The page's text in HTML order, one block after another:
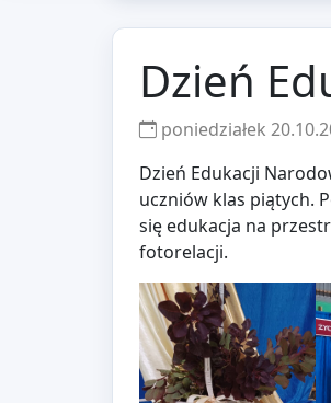
Dzień
poniedziałek
Dzień Edukacji
uczniów klas piątych.
się edukacja na
fotorelacji.